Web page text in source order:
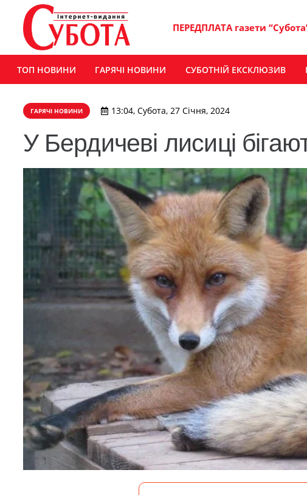
ПЕРЕДПЛАТА газети
ТОП НОВИНИ ГАРЯЧІ НОВИНИ СУБОТНІЙ ЕКСКЛЮЗИВ
ГАРЯЧІ НОВИНИ 13:04, Субота, 27 Січня, 2024
У Бердичеві лисиці